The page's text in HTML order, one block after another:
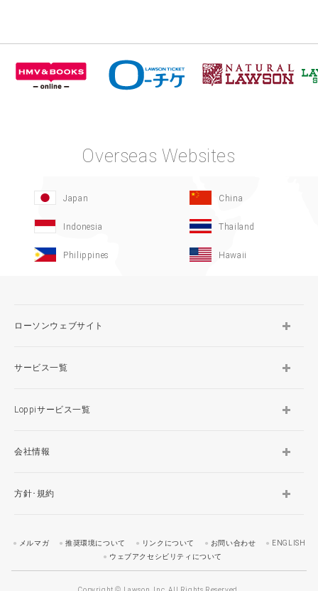
Overseas Websites
Japan China
Indonesia Thailand
Philippines Hawaii
ローソンウェブサイト
サービス一覧
Loppiサービス一覧
会社情報
方針･規約
メルマガ 推奨環境について リンクについて お問い合わせ
ENGLISH
ウェブアクセシビリティについて